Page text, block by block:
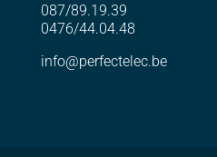
087/89.19.39
0476/44.04.48
info@perfectelec.be